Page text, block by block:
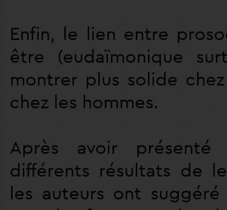
Enfin, le lien entre
être (eudaïmonique
montrer plus solide
chez les hommes.
Après avoir
différents résultats de
les auteurs ont